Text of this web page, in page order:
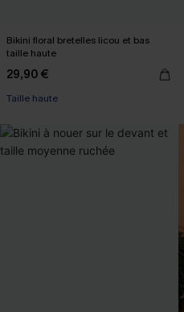
Bikini floral bretelles licou et bas
taille haute
29,90 €
Taille haute